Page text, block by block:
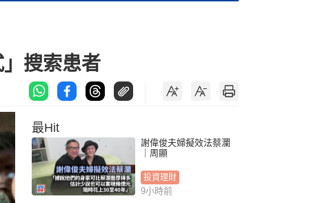
搜索患者
最Hit
謝偉俊夫婦擬效法蔡瀾
｜周顯
投資理財
9小時前